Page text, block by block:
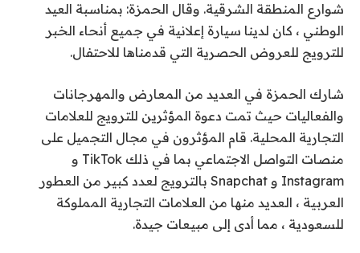
شوارع المنطقة الشرقية. وقال الحمزة: بمناسبة العيد
الوطني ، كان لدينا سيارة إعلانية في جميع أنحاء الخبر
للترويج للعروض الحصرية التي قدمناها للاحتفال.
شارك الحمزة في العديد من المعارض والمهرجانات
والفعاليات حيث تمت دعوة المؤثرين للترويج للعلامات
التجارية المحلية. قام المؤثرون في مجال التجميل على
منصات التواصل الاجتماعي بما في ذلك TikTok و
Instagram و Snapchat بالترويج لعدد كبير من العطور
العربية ، العديد منها من العلامات التجارية المملوكة
للسعودية ، مما أدى إلى مبيعات جيدة.